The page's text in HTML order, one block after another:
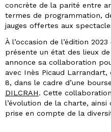
concrète de la parité entre
termes de programmation,
jauges offertes aux
À l’occasion de l’édition 2023
présente un état des lieux
annonce sa collaboration
avec Inès Picaud Larrandart,
8, dans le cadre d’une
DILCRAH. Cette
l’évolution de la charte, ainsi
prise en compte de la